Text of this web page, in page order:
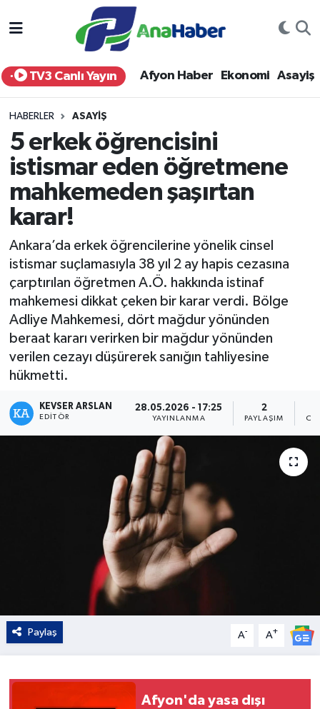
TV3 Canlı Yayın Afyon Haber Ekonomi Asayiş
HABERLER ASAYIŞ
5 erkek öğrencisini
istismar eden öğretmene
mahkemeden şaşırtan
karar!
Ankara’da erkek öğrencilerine yönelik cinsel
istismar suçlamasıyla 38 yıl 2 ay hapis cezasına
çarptırılan öğretmen A.Ö. hakkında istinaf
mahkemesi dikkat çeken bir karar verdi. Bölge
Adliye Mahkemesi, dört mağdur yönünden
beraat kararı verirken bir mağdur yönünden
verilen cezayı düşürerek sanığın tahliyesine
hükmetti.
KEVSER ARSLAN
EDITÖR
28.05.2026 - 17:25
YAYINLANMA
2
PAYLAŞIM
Paylaş A- A+
Afyon'da yasa dışı
Yurt Haber
Afyon Haber
Siyaset
Spor
Sağlık
Teknoloji
Kültür - Sanat
Yaşam
Afyonkarahisar Nöbetçi Eczaneler
Afyonkarahisar Hava Durumu
Afyonkarahisar Trafik Yoğunluk Haritası
Süper Lig Puan Durumu ve Fikstür
Son Dakika Haberleri
Haber Arşivi